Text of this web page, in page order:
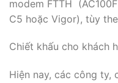
modem FTTH
C5 hoặc Vigor), tùy
Chiết khấu cho khách
Hiện nay, các công